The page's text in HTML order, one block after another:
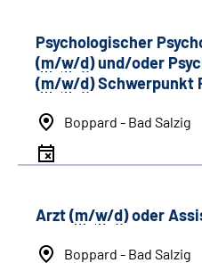
Psychologischer
(m/w/d) und/oder
(m/w/d) Schwerpunkt
Boppard - Bad Salzig
Arzt (m/w/d) oder
Boppard - Bad Salzig